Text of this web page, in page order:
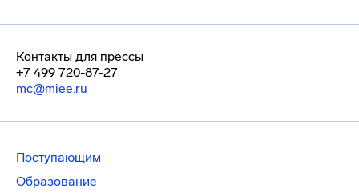
Контакты для прессы
+7 499 720-87-27
mc@miee.ru
Поступающим
Образование